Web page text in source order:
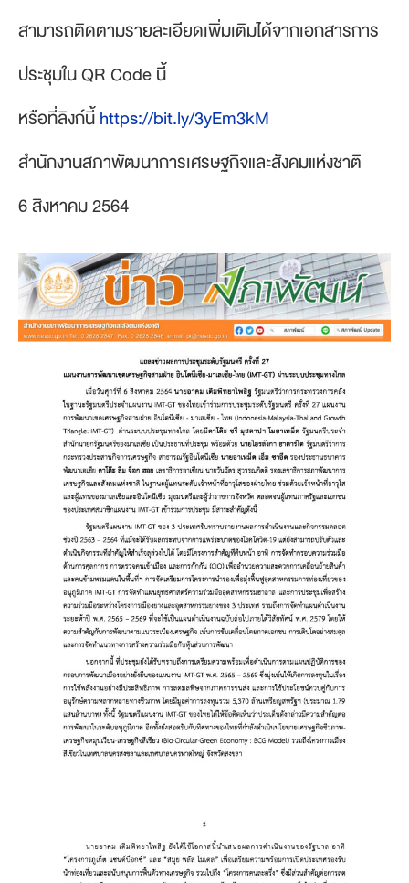
สามารถติดตามรายละเอียดเพิ่มเติมได้จากเอกสารการ
ประชุมใน QR Code นี้
หรือที่ลิงก์นี้https://bit.ly/3yEm3kM
สำนักงานสภาพัฒนาการเศรษฐกิจและสังคมแห่งชาติ
6 สิงหาคม 2564